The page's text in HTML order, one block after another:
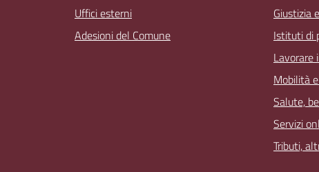
Uffici esterni
Adesioni del Comune
Giustizia
Istituti di
Lavorare
Mobilità
Salute,
Servizi
Tributi,